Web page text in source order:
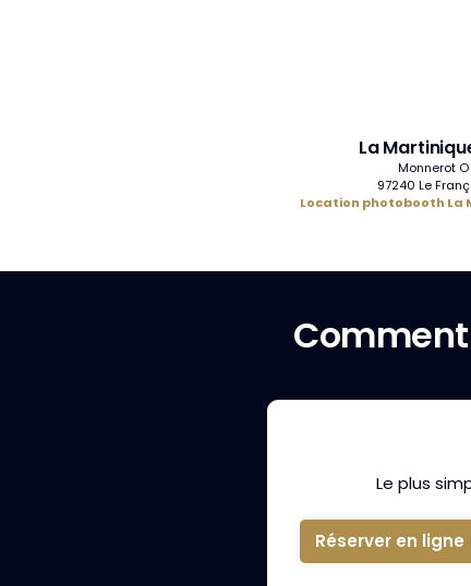
La
Monnerot O
97240 Le
Location photobooth La
Le plus
Réserver en ligne